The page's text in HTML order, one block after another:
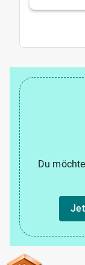
Du